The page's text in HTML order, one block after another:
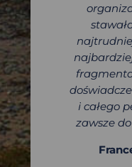
i całego
zawsze